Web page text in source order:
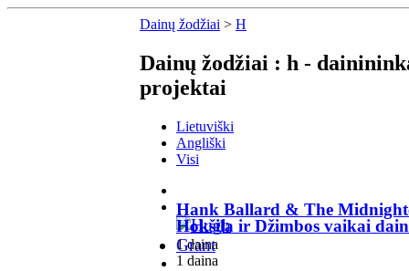
Dainų žodžiai > H
Dainų žodžiai : h -
projektai
Lietuviški
Angliški
Visi
Hank Ballard & The
1 daina
Hokšila ir Džimbos vaikai
1 daina